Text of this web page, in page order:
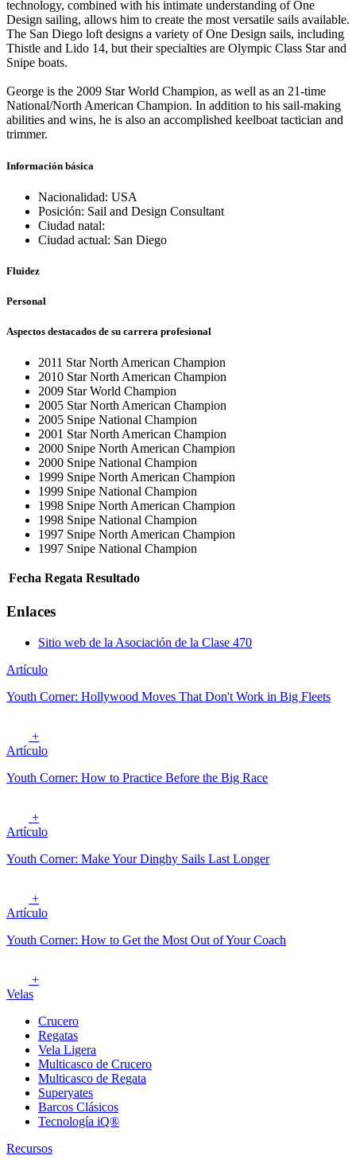
technology, combined with his intimate understanding of One
Design sailing, allows him to create the most versatile sails available.
The San Diego loft designs a variety of One Design sails, including
Thistle and Lido 14, but their specialties are Olympic Class Star and
Snipe boats.
George is the 2009 Star World Champion, as well as an 21-time
National/North American Champion. In addition to his sail-making
abilities and wins, he is also an accomplished keelboat tactician and
trimmer.
Información básica
Nacionalidad: USA
Posición: Sail and Design Consultant
Ciudad natal:
Ciudad actual: San Diego
Fluidez
Personal
Aspectos destacados de su carrera profesional
2011 Star North American Champion
2010 Star North American Champion
2009 Star World Champion
2005 Star North American Champion
2005 Snipe National Champion
2001 Star North American Champion
2000 Snipe North American Champion
2000 Snipe National Champion
1999 Snipe North American Champion
1999 Snipe National Champion
1998 Snipe North American Champion
1998 Snipe National Champion
1997 Snipe North American Champion
1997 Snipe National Champion
Fecha Regata Resultado
Enlaces
Sitio web de la Asociación de la Clase 470
Artículo
Youth Corner: Hollywood Moves That Don't Work in Big Fleets
+
Artículo
Youth Corner: How to Practice Before the Big Race
+
Artículo
Youth Corner: Make Your Dinghy Sails Last Longer
+
Artículo
Youth Corner: How to Get the Most Out of Your Coach
+
Velas
Crucero
Regatas
Vela Ligera
Multicasco de Crucero
Multicasco de Regata
Superyates
Barcos Clásicos
Tecnología iQ®
Recursos